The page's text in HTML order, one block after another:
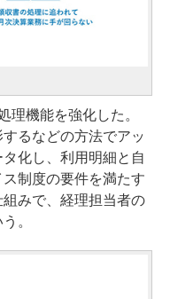
機能を強化した。
るなどの方法でアッ
化し、利用明細と自
制度の要件を満たす
みで、経理担当者の
。